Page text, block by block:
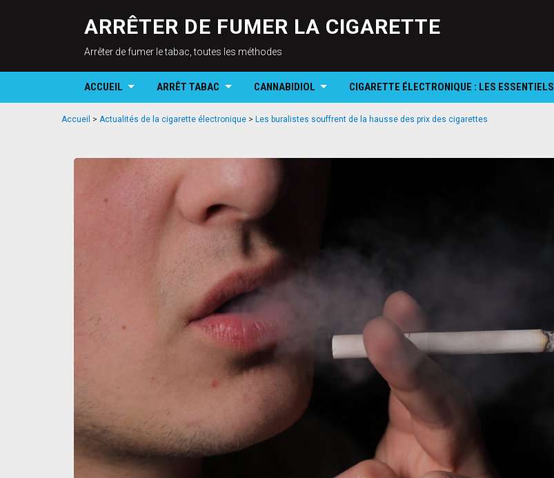
ARRÊTER DE FUMER LA CIGARETTE
Arrêter de fumer le tabac, toutes les méthodes
ACCUEIL ARRÊT TABAC CANNABIDIOL CIGARETTE ÉLECTRONIQUE : LES ESSENTIELS
Accueil > Actualités de la cigarette électronique > Les buralistes souffrent de la hausse des prix des cigarettes